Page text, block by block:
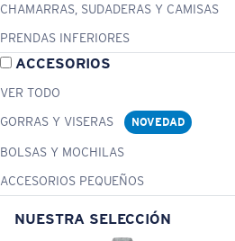
CHAMARRAS, SUDADERAS Y CAMISAS
PRENDAS INFERIORES
ACCESORIOS
VER TODO
GORRAS Y VISERAS
NOVEDAD
BOLSAS Y MOCHILAS
ACCESORIOS PEQUEÑOS
NUESTRA SELECCIÓN